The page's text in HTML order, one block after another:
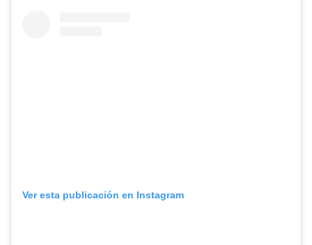
Ver esta publicación en Instagram